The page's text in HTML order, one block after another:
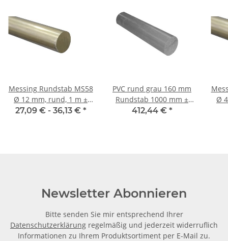
Messing Rundstab MS58
Ø 12 mm, rund, 1 m ±
5mm
27,09 € - 36,13 € *
PVC rund grau 160 mm
Rundstab 1000 mm ±
5mm
412,44 € *
Ø 40 mm, rund, 1 m ±
Newsletter Abonnieren
Bitte senden Sie mir entsprechend Ihrer
Datenschutzerklärung regelmäßig und jederzeit widerruflich
Informationen zu Ihrem Produktsortiment per E-Mail zu.